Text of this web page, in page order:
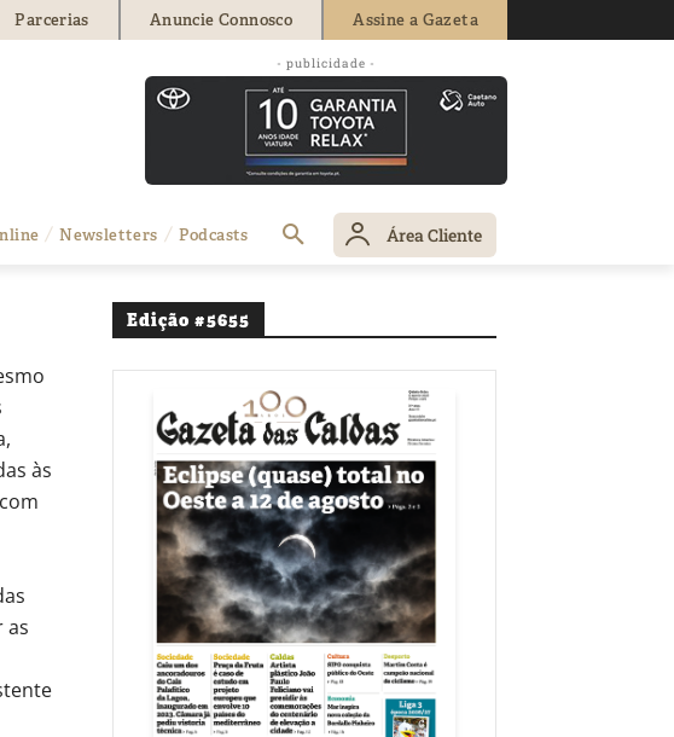
Parcerias Anuncie Connosco Assine a Gazeta
- publicidade -
Newsletters Podcasts Área Cliente
às
as
Edição #5655